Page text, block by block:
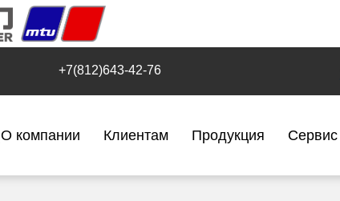
+7(812)643-42-76
О компании Клиентам Продукция Сервис